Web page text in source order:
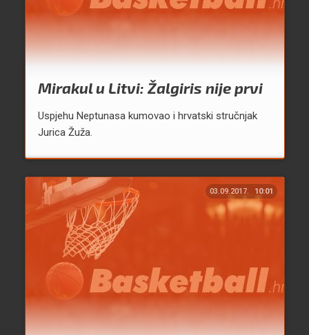
Mirakul u Litvi: Žalgiris nije prvi
Uspjehu Neptunasa kumovao i hrvatski stručnjak
Jurica Žuža.
03.09.2017. 10:01